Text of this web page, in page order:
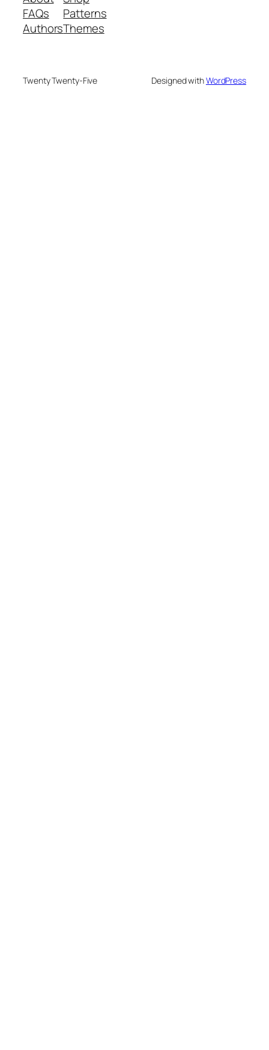
FAQs
Authors
Patterns
Themes
Twenty Twenty-Five Designed withWordPress